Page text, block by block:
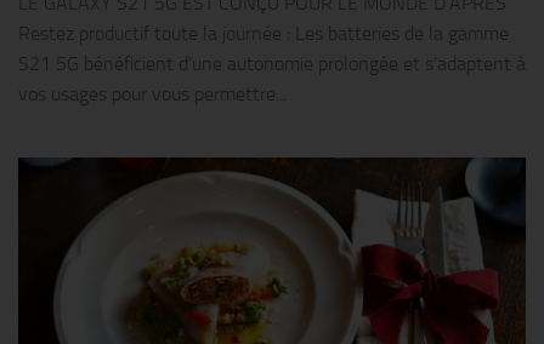
Restez productif toute la journée : Les batteries de la gamme
S21 5G bénéficient d’une autonomie prolongée et s’adaptent à
vos usages pour vous permettre...